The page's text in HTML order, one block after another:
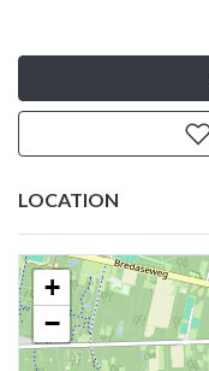
LOCATION
+
−